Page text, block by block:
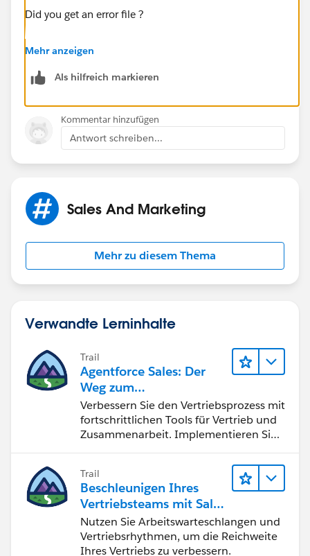
Did you get an error file ?
Also, can you share the screenshot ?
Mehr anzeigen
Als hilfreich markieren
Kommentar hinzufügen
Antwort schreiben...
Sales And Marketing
Mehr zu diesem Thema
Verwandte Lerninhalte
Trail
Agentforce Sales: Der
Weg zum
Vertriebsspezialisten
Verbessern Sie den Vertriebsprozess mit
fortschrittlichen Tools für Vertrieb und
Zusammenarbeit. Implementieren Sie
schließen Sie den Lead-zu-Cash-Zyklus
erfolgreich ab.
Trail
Beschleunigen Ihres
Vertriebsteams mit Sales
Engagement
Nutzen Sie Arbeitswarteschlangen und
Vertriebsrhythmen, um die Reichweite
Ihres Vertriebs zu verbessern.